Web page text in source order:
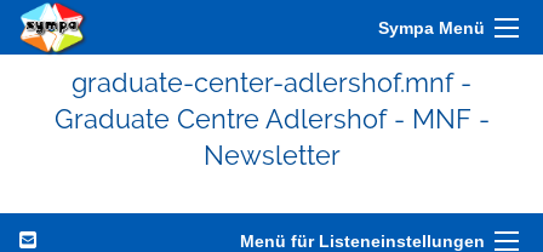
Sympa Menü
graduate-center-adlershof.mnf -
Graduate Centre Adlershof - MNF -
Newsletter
Menü für Listeneinstellungen